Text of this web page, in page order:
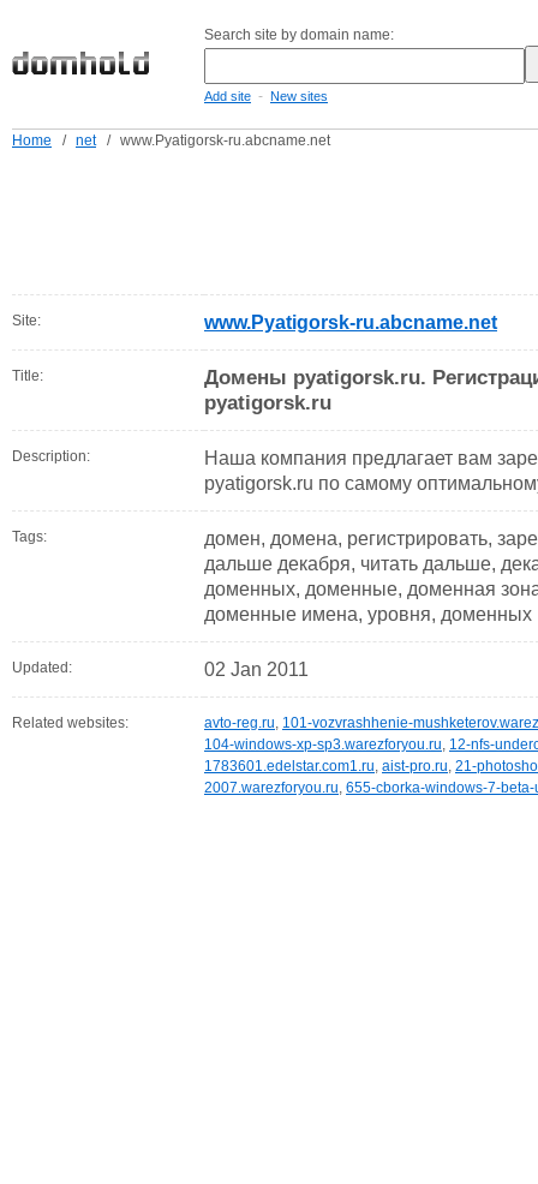
Search site by domain name:
Add site - New sites
Home / net / www.Pyatigorsk-ru.abcname.net
Site: www.Pyatigorsk-ru.abcname.net
Title:
Домены pyatigorsk.ru.
pyatigorsk.ru
Description:
Наша компания предлагает вам
pyatigorsk.ru по самому
Tags:
домен, домена, регистрировать,
дальше декабря, читать дальше,
доменных, доменные, доменная
доменные имена, уровня, доменных
Updated: 02 Jan 2011
Related websites: avto-reg.ru, 101-vozvrashhenie-
104-windows-xp-sp3.warezforyou.ru, 12-nfs-
1783601.edelstar.com1.ru, aist-pro.ru, 21-
2007.warezforyou.ru, 655-cborka-windows-7-